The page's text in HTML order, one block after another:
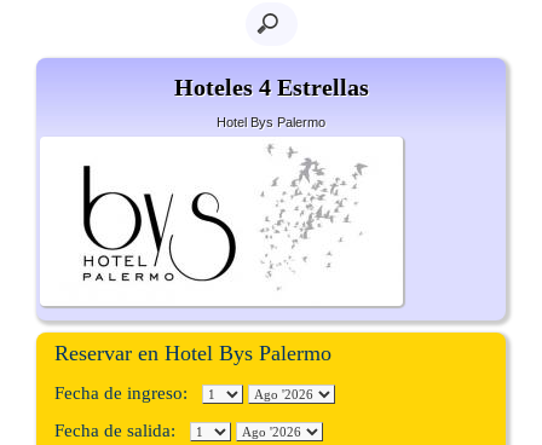
Hoteles 4 Estrellas
Hotel Bys Palermo
Reservar en Hotel Bys Palermo
Fecha de ingreso:
Fecha de salida: